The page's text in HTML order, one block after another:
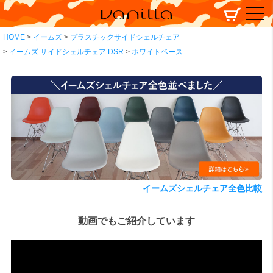
HOME イームズ
プラスチックサイドシェルチェア
イームズ サイドシェルチェア DSR
ホワイトベース
イームズシェルチェア全色比較
動画でもご紹介しています